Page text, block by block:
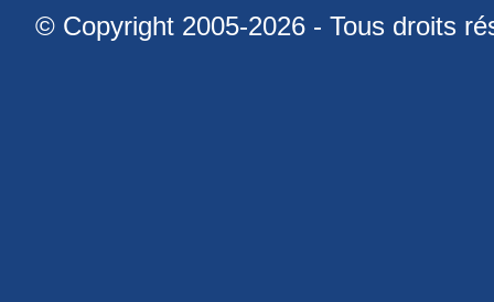
© Copyright 2005-2026 - Tous droits